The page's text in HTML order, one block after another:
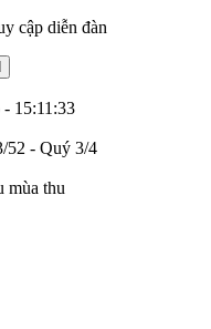
cập diễn đàn
15:11:33
52 - Quý 3/4
mùa thu